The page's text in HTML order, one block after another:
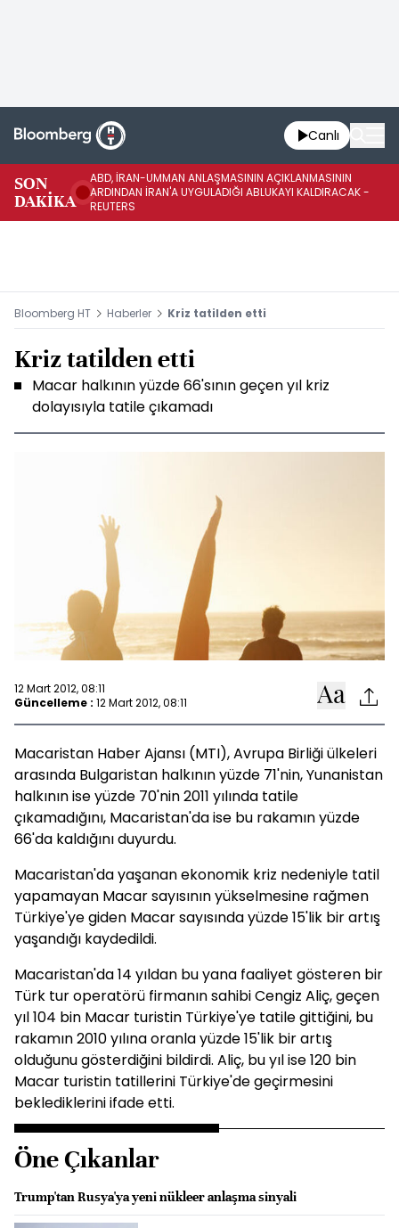
Canlı
SON
DAKİKA
ABD, İRAN-UMMAN ANLAŞMASININ AÇIKLANMASININ
ARDINDAN İRAN'A UYGULADIĞI ABLUKAYI KALDIRACAK -
REUTERS
Bloomberg HT Haberler Kriz tatilden etti
Kriz tatilden etti
Macar halkının yüzde 66'sının geçen yıl kriz
dolayısıyla tatile çıkamadı
12 Mart 2012, 08:11
Güncelleme : 12 Mart 2012, 08:11
Macaristan Haber Ajansı (MTI), Avrupa Birliği ülkeleri
arasında Bulgaristan halkının yüzde 71'nin, Yunanistan
halkının ise yüzde 70'nin 2011 yılında tatile
çıkamadığını, Macaristan'da ise bu rakamın yüzde
66'da kaldığını duyurdu.
Macaristan'da yaşanan ekonomik kriz nedeniyle tatil
yapamayan Macar sayısının yükselmesine rağmen
Türkiye'ye giden Macar sayısında yüzde 15'lik bir artış
yaşandığı kaydedildi.
Macaristan'da 14 yıldan bu yana faaliyet gösteren bir
Türk tur operatörü firmanın sahibi Cengiz Aliç, geçen
yıl 104 bin Macar turistin Türkiye'ye tatile gittiğini, bu
rakamın 2010 yılına oranla yüzde 15'lik bir artış
olduğunu gösterdiğini bildirdi. Aliç, bu yıl ise 120 bin
Macar turistin tatillerini Türkiye'de geçirmesini
beklediklerini ifade etti.
Öne Çıkanlar
Trump'tan Rusya'ya yeni nükleer anlaşma sinyali